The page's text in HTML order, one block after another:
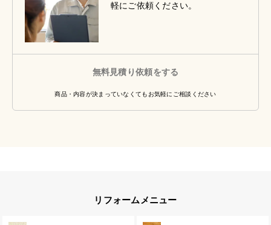
軽にご依頼ください。
無料見積り依頼をする
商品・内容が決まっていなくてもお気軽にご相談ください
リフォームメニュー